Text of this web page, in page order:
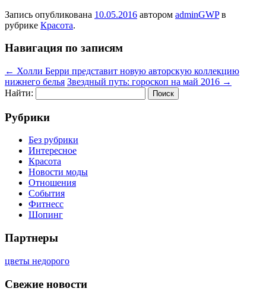
Запись опубликована 10.05.2016 автором adminGWPв
рубрике Красота.
Навигация по записям
← Холли Берри представит новую авторскую коллекцию
нижнего белья Звездный путь: гороскоп на май 2016 →
Найти:
Рубрики
Без рубрики
Интересное
Красота
Новости моды
Отношения
События
Фитнесс
Шопинг
Партнеры
цветы недорого
Свежие новости